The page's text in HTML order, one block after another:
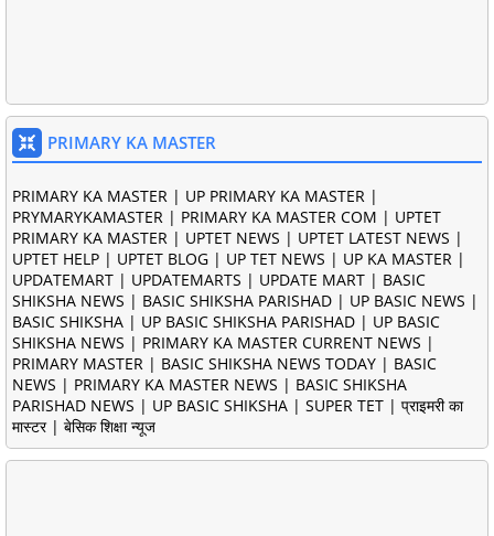
PRIMARY KA MASTER
PRIMARY KA MASTER | UP PRIMARY KA MASTER |
PRYMARYKAMASTER | PRIMARY KA MASTER COM | UPTET
PRIMARY KA MASTER | UPTET NEWS | UPTET LATEST NEWS |
UPTET HELP | UPTET BLOG | UP TET NEWS | UP KA MASTER |
UPDATEMART | UPDATEMARTS | UPDATE MART | BASIC
SHIKSHA NEWS | BASIC SHIKSHA PARISHAD | UP BASIC NEWS |
BASIC SHIKSHA | UP BASIC SHIKSHA PARISHAD | UP BASIC
SHIKSHA NEWS | PRIMARY KA MASTER CURRENT NEWS |
PRIMARY MASTER | BASIC SHIKSHA NEWS TODAY | BASIC
NEWS | PRIMARY KA MASTER NEWS | BASIC SHIKSHA
PARISHAD NEWS | UP BASIC SHIKSHA | SUPER TET | प्राइमरी का
मास्टर | बेसिक शिक्षा न्यूज